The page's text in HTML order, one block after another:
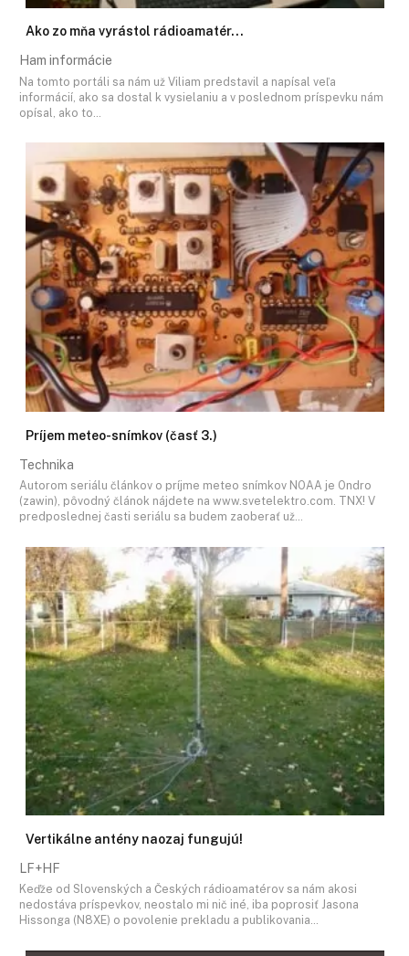
Ako zo mňa vyrástol rádioamatér...
Ham informácie
Na tomto portáli sa nám už Viliam predstavil a napísal veľa
informácií, ako sa dostal k vysielaniu a v poslednom príspevku nám
opísal, ako to…
Príjem meteo-snímkov (časť 3.)
Technika
Autorom seriálu článkov o príjme meteo snímkov NOAA je Ondro
(zawin), pôvodný článok nájdete na www.svetelektro.com. TNX! V
predposlednej časti seriálu sa budem zaoberať už…
Vertikálne antény naozaj fungujú!
LF+HF
Keďže od Slovenských a Českých rádioamatérov sa nám akosi
nedostáva príspevkov, neostalo mi nič iné, iba poprosiť Jasona
Hissonga (N8XE) o povolenie prekladu a publikovania…